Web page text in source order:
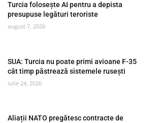
Turcia folosește AI pentru a depista
presupuse legături teroriste
august 7, 2026
SUA: Turcia nu poate primi avioane F-35
cât timp păstrează sistemele rusești
iulie 24, 2026
Aliații NATO pregătesc contracte de